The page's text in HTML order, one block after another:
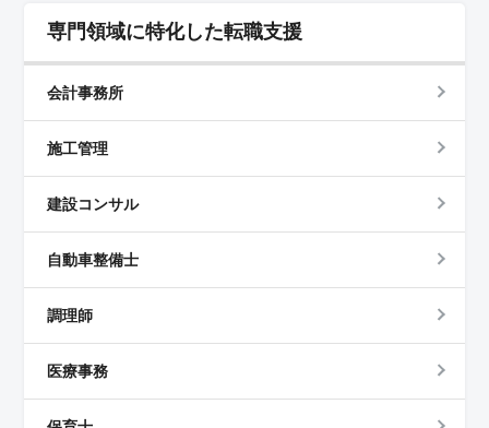
専門領域に特化した転職支援
会計事務所
施工管理
建設コンサル
自動車整備士
調理師
医療事務